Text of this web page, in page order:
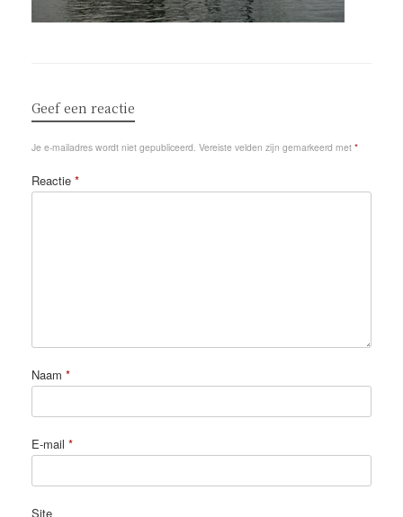
Geef een reactie
Je e-mailadres wordt niet gepubliceerd. Vereiste velden zijn gemarkeerd met *
Reactie *
Naam *
E-mail *
Site